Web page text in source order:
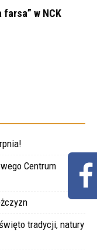
farsa” w NCK
Centrum
tradycji, natury